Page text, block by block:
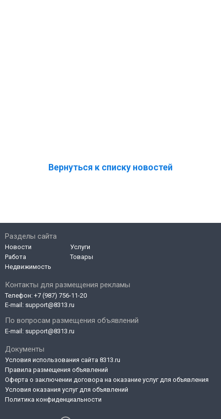
Вернуться к списку новостей
Контакты для размещения рекламы
Телефон: +7 (987) 756-11-20
E-mail: support@8313.ru
По вопросам размещения объявлений
E-mail: support@8313.ru
Документы
Условия использования сайта 8313.ru
Правила размещения объявлений
Оферта о заключении договора на оказание услуг для объявления
Условия оказания услуг для объявлений
Политика конфиденциальности
Разделы сайта
Новости
Работа
Недвижимость
Услуги
Товары